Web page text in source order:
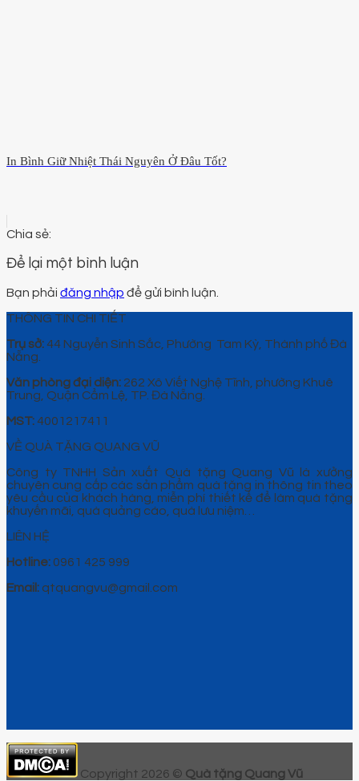
In Bình Giữ Nhiệt Thái Nguyên Ở Đâu Tốt?
Để lại một bình luận
Bạn phải đăng nhập để gửi bình luận.
THÔNG TIN CHI TIẾT
Trụ sở: 44 Nguyễn Sinh Sắc, Phường Tam Kỳ, Thành phố Đà
Nẵng.
Văn phòng đại diện: 262 Xô Viết Nghệ Tĩnh, phường Khuê
Trung, Quận Cẩm Lệ, TP. Đà Nẵng.
MST: 4001217411
VỀ QUÀ TẶNG QUANG VŨ
Công ty TNHH Sản xuất Quà tặng Quang Vũ là xưởng
chuyên cung cấp các sản phẩm quà tặng in thông tin theo
yêu cầu của khách hàng, miễn phí thiết kế để làm quà tặng
khuyến mãi, quà quảng cáo, quà lưu niệm…
LIÊN HỆ
Hotline: 0961 425 999
Email: qtquangvu@gmail.com
Copyright 2026 © Quà tặng Quang Vũ